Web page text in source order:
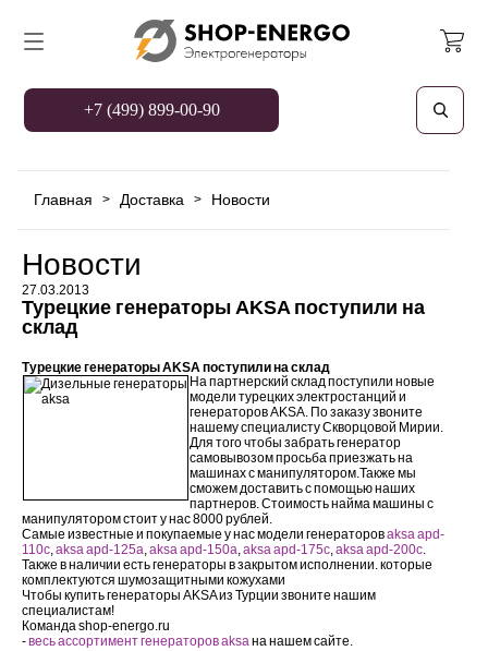
+7 (499) 899-00-90
Главная > Доставка > Новости
Новости
27.03.2013
Турецкие генераторы AKSA поступили на
склад
Турецкие генераторы AKSA поступили на склад
На партнерский склад поступили новые
модели турецких электростанций и
генераторов AKSA. По заказу звоните
нашему специалисту Скворцовой Мирии.
Для того чтобы забрать генератор
самовывозом просьба приезжать на
машинах с манипулятором.Также мы
сможем доставить с помощью наших
партнеров. Стоимость найма машины с
манипулятором стоит у нас 8000 рублей.
Самые известные и покупаемые у нас модели генераторовaksa apd-
110c,aksa apd-125a,aksa apd-150a,aksa apd-175c,aksa apd-200c.
Также в наличии есть генераторы в закрытом исполнении. которые
комплектуются шумозащитными кожухами
Чтобы купить генераторы AKSA из Турции звоните нашим
специалистам!
Команда shop-energo.ru
-весь ассортимент генераторов aksaна нашем сайте.